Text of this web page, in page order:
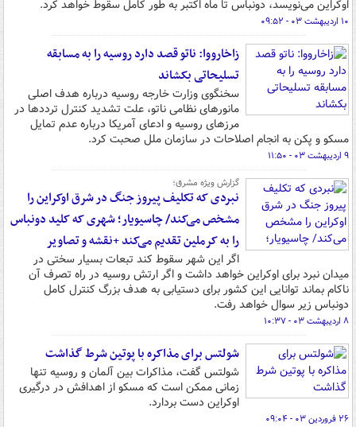
اوکراین می‌نویسد، دونباس تا ماه اکتبر به طور کامل سقوط خواهد کرد.
۱۰ اردیبهشت ۰۳ - ۰۹:۵۲
زاخارووا: ناتو قصد دارد روسیه را به مسابقه
تسلیحاتی بکشاند
سخنگوی وزارت خارجه روسیه درباره هدف اصلی
مانورهای نظامی ناتو، علت تشدید کنترل ترددها در
مرزهای روسیه و ادعای آمریکا درباره عدم تمایل
مسکو و پکن به انجام اصلاحات در سازمان ملل صحبت کرد.
۹ اردیبهشت ۰۳ - ۱۱:۵۰
گزارش ویژه مشرق؛
نبردی که تکلیف پیروز جنگ در شرق اوکراین را
مشخص می‌کند/ چاسیویار؛ شهری که کلید دونباس
را به کرملین تقدیم می‌کند +نقشه و تصاویر
اگر این شهر سقوط کند تبعات بسیار سختی در
میدان نبرد برای اوکراین خواهد داشت و اگر ارتش روسیه در راه تصرف آن
ناکام بماند توانایی این کشور برای دستیابی به هدف بزرگ کنترل کامل
دونباس زیر سوال خواهد رفت.
۸ اردیبهشت ۰۳ - ۱۰:۳۷
شولتس برای مذاکره با پوتین شرط گذاشت
شولتس گفت، مذاکرات بین آلمان و روسیه تنها
زمانی ممکن است که مسکو از اهدافش در درگیری
اوکراین دست بردارد.
۲۶ فروردین ۰۳ - ۰۹:۰۴